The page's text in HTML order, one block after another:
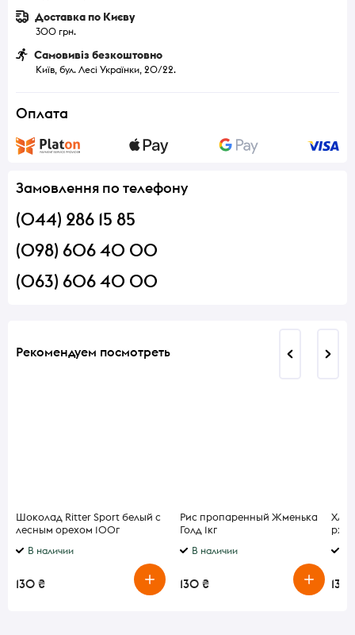
Доставка по Києву
300 грн.
Самовивіз безкоштовно
Київ, бул. Лесі Українки, 20/22.
Оплата
Замовлення по телефону
(044) 286 15 85
(098) 606 40 00
(063) 606 40 00
Рекомендуем посмотреть
Шоколад Ritter Sport белый с
лесным орехом 100г
В наличии
130 ₴
Рис пропаренный Жменька
Голд 1кг
В наличии
130 ₴ 130